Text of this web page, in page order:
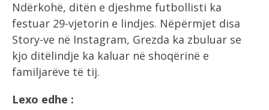
Ndërkohë, ditën e djeshme futbollisti ka
festuar 29-vjetorin e lindjes. Nëpërmjet disa
Story-ve në Instagram, Grezda ka zbuluar se
kjo ditëlindje ka kaluar në shoqërinë e
familjarëve të tij.
Lexo edhe :